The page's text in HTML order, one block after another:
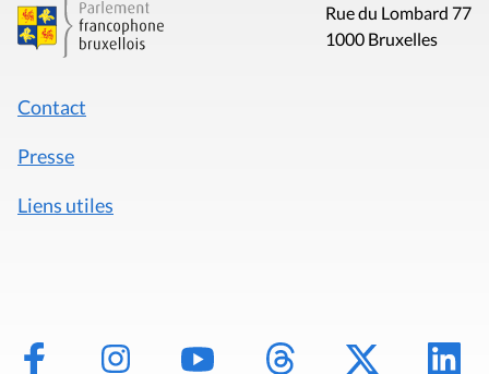
Rue du Lombard 77
1000 Bruxelles
Contact
Presse
Liens utiles